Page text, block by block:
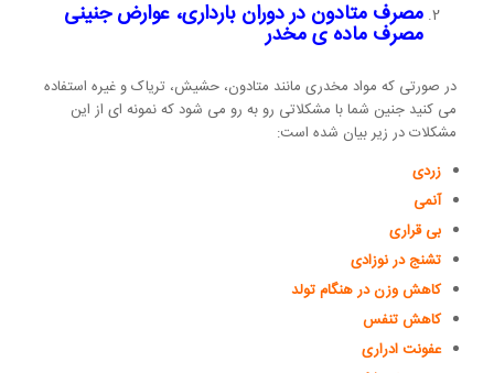
مصرف متادون در دوران بارداری، عوارض جنینی
مصرف ماده ی مخدر
در صورتی که مواد مخدری مانند متادون، حشیش، تریاک و غیره استفاده
می کنید جنین شما با مشکلاتی رو به رو می شود که نمونه ای از این
مشکلات در زیر بیان شده است:
زردی
آنمی
بی قراری
تشنج در نوزادی
کاهش وزن در هنگام تولد
کاهش تنفس
عفونت ادراری